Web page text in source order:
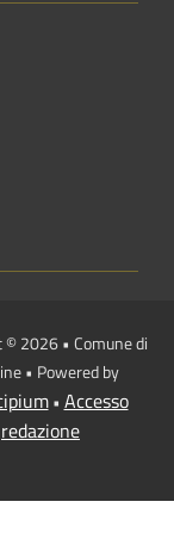
© 2026 • Comune di
• Powered by
• Accesso
redazione